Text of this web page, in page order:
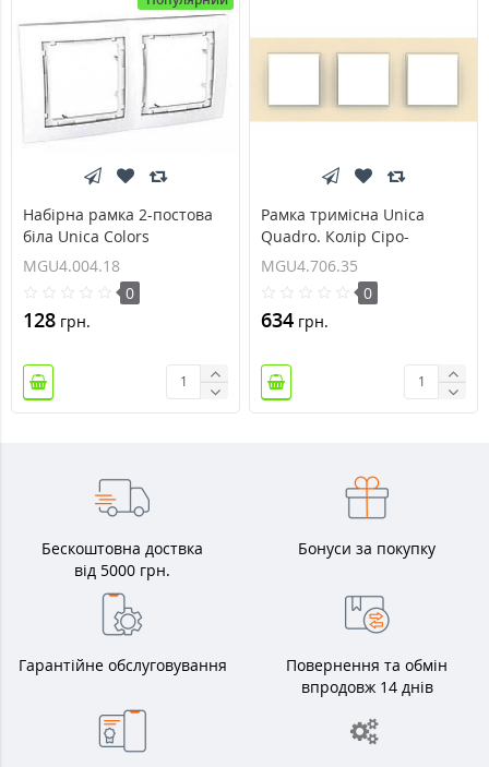
Набірна рамка 2-постова
біла Unica Colors
MGU4.004.18
MGU4.004.18
0
128 грн.
Рамка тримісна Unica
Quadro. Колір Сіро-
перловий MGU4.706.35
MGU4.706.35
0
634 грн.
Бескоштовна доствка
від 5000 грн.
Бонуси за покупку
Гарантійне обслуговування
Повернення та обмін
впродовж 14 днів